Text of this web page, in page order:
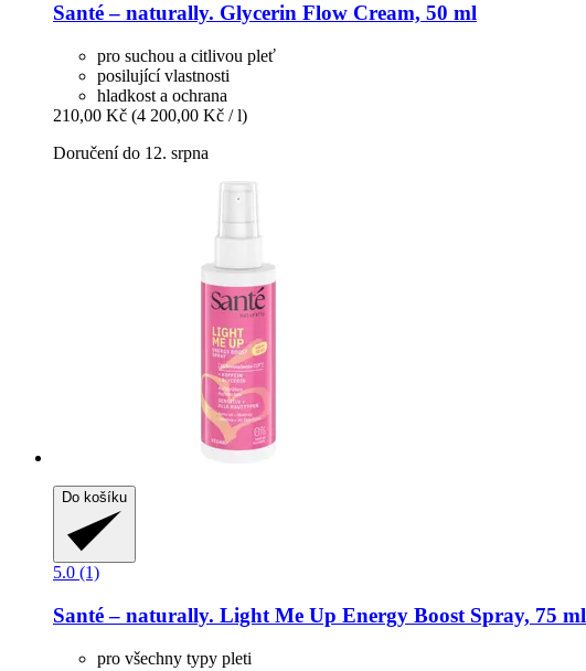
Santé – naturally. Glycerin Flow Cream, 50 ml
pro suchou a citlivou pleť
posilující vlastnosti
hladkost a ochrana
210,00 Kč (4 200,00 Kč / l)
Doručení do 12. srpna
Do košíku
5.0 (1)
Santé – naturally. Light Me Up Energy Boost Spray, 75 ml
pro všechny typy pleti